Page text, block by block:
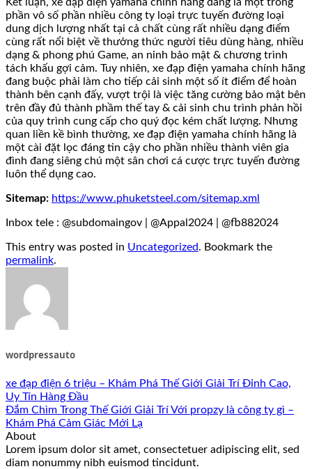
phần vô số phần nhiều công ty loại trực tuyến đường loại
dung dịch lượng nhất tại cả chất cùng rất nhiều dạng điểm
cùng rất nổi biệt về thưởng thức người tiêu dùng hàng, nhiều
dạng & phong phú Game, an ninh bảo mật & chương trình
tách khấu gợi cảm. Tuy nhiên, xe đạp điện yamaha chính hãng
đang buộc phải làm cho tiếp cải sinh một số ít điểm để hoàn
thành bên cạnh đấy, vượt trội là việc tăng cường bảo mật bên
trên đầy đủ thành phầm thế tay & cải sinh chu trình phản hồi
của quy trình cung cấp cho quý đọc kém chất lượng. Nhưng
quan liền kề bình thường, xe đạp điện yamaha chính hãng là
một cài đặt lọc đáng tin cậy cho phần nhiều thành viên gia
đình đang siêng chú một sân chơi cá cược trực tuyến đường
luôn thể dụng cao.
Sitemap: https://www.phuketsteel.com/sitemap.xml
Inbox tele : @subdomaingov | @Appal2024 | @fb882024
This entry was posted in Uncategorized. Bookmark the
permalink.
wordpressauto
xe đạp điện 6 triệu – Khám Phá Thế Giới Giải Trí Đỉnh Cao,
Uy Tín Hàng Đầu
Đắm Chìm Trong Thế Giới Giải Trí Với propzy là công ty gì –
Khám Phá Cảm Giác Mới Lạ
About
Lorem ipsum dolor sit amet, consectetuer adipiscing elit, sed
diam nonummy nibh euismod tincidunt.